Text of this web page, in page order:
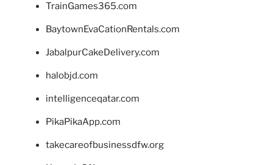
TrainGames365.com
BaytownEvaCationRentals.com
JabalpurCakeDelivery.com
halobjd.com
intelligenceqatar.com
PikaPikaApp.com
takecareofbusinessdfw.org